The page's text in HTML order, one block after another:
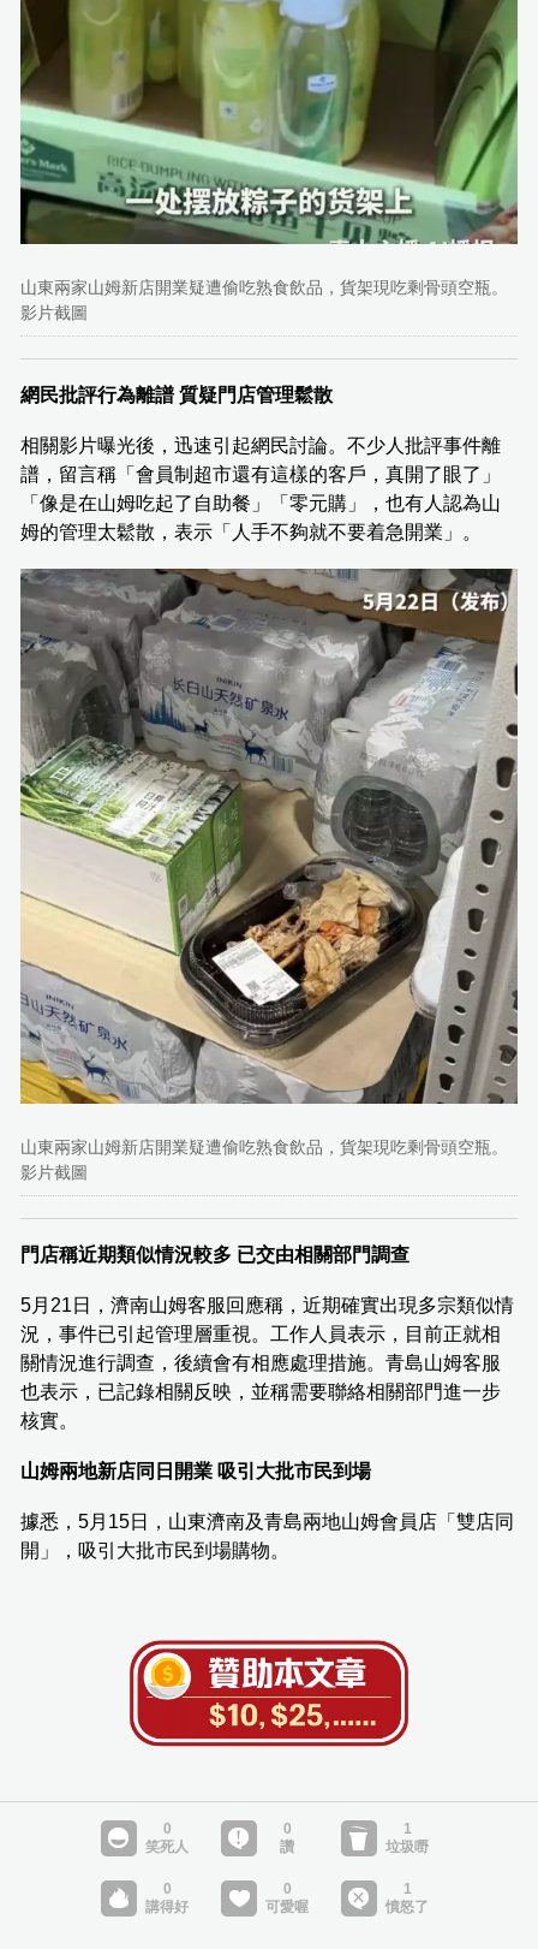
山東兩家山姆新店開業疑遭偷吃熟食飲品，貨架現吃剩骨頭空瓶。
影片截圖
網民批評行為離譜 質疑門店管理鬆散
相關影片曝光後，迅速引起網民討論。不少人批評事件離
譜，留言稱「會員制超市還有這樣的客戶，真開了眼了」
「像是在山姆吃起了自助餐」「零元購」，也有人認為山
姆的管理太鬆散，表示「人手不夠就不要着急開業」。
山東兩家山姆新店開業疑遭偷吃熟食飲品，貨架現吃剩骨頭空瓶。
影片截圖
門店稱近期類似情況較多 已交由相關部門調查
5月21日，濟南山姆客服回應稱，近期確實出現多宗類似情
況，事件已引起管理層重視。工作人員表示，目前正就相
關情況進行調查，後續會有相應處理措施。青島山姆客服
也表示，已記錄相關反映，並稱需要聯絡相關部門進一步
核實。
山姆兩地新店同日開業 吸引大批市民到場
據悉，5月15日，山東濟南及青島兩地山姆會員店「雙店同
開」，吸引大批市民到場購物。